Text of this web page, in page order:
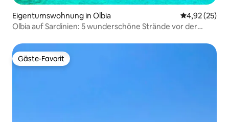
Eigentumswohnung in Olbia
4,92 (25)
Olbia auf Sardinien: 5 wunderschöne Strände vor der
Gäste-Favorit
Gäste-Favorit